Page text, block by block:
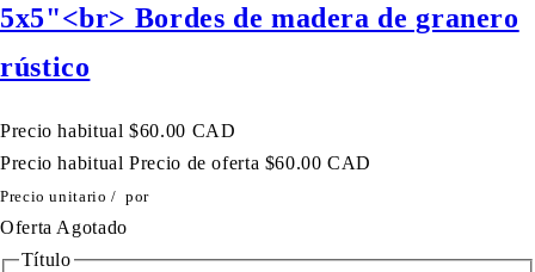
5x5"<br> Bordes de madera de granero
rústico
Precio habitual $60.00 CAD
Precio habitual Precio de oferta $60.00 CAD
Precio unitario / por
Oferta Agotado
Título